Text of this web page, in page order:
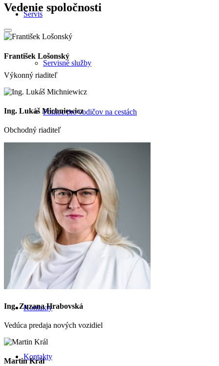
Servis
Servisné služby
Pomoc pre vodičov na cestách
Príslušenstvo
Služby
Novinky a akcie
Kontakty
Kontakty
Vedenie spoločnosti
František Lošonský
Výkonný riaditeľ
Ing. Lukáš Michniewicz
Obchodný riaditeľ
Ing. Zuzana Hrabovská
Vedúca predaja nových vozidiel
Martin Král